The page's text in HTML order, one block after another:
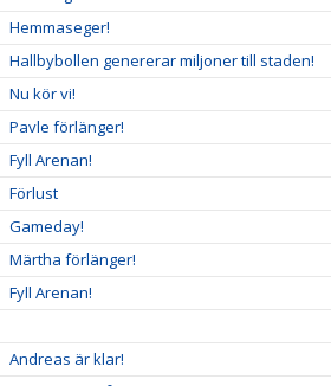
Hemmaseger!
Hallbybollen genererar miljoner till staden!
Nu kör vi!
Pavle förlänger!
Fyll Arenan!
Förlust
Gameday!
Märtha förlänger!
Fyll Arenan!
Andreas är klar!